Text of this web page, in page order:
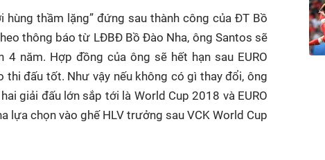
hùng thầm lặng” đứng sau thành công của ĐT Bồ
thông báo từ LĐBĐ Bồ Đào Nha, ông Santos sẽ
năm. Hợp đồng của ông sẽ hết hạn sau EURO
đấu tốt. Như vậy nếu không có gì thay đổi, ông
giải đấu lớn sắp tới là World Cup 2018 và EURO
chọn vào ghế HLV trưởng sau VCK World Cup